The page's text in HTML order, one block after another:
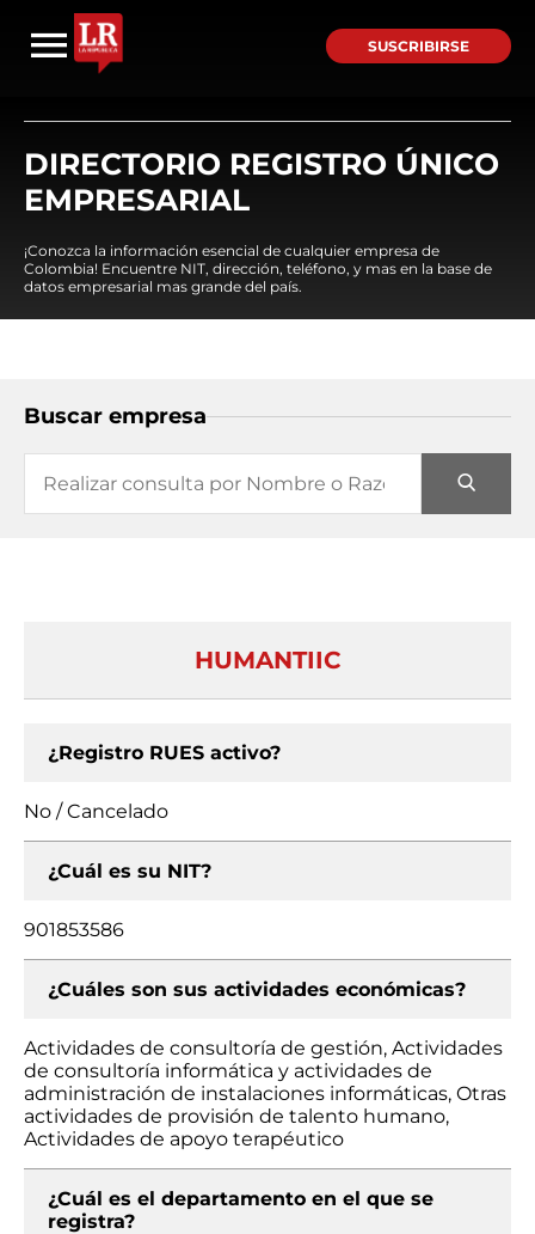
SUSCRIBIRSE
DIRECTORIO REGISTRO ÚNICO
EMPRESARIAL
¡Conozca la información esencial de cualquier empresa de
Colombia! Encuentre NIT, dirección, teléfono, y mas en la base de
datos empresarial mas grande del país.
Buscar empresa
HUMANTIIC
¿Registro RUES activo?
No / Cancelado
¿Cuál es su NIT?
901853586
¿Cuáles son sus actividades económicas?
Actividades de consultoría de gestión, Actividades
de consultoría informática y actividades de
administración de instalaciones informáticas, Otras
actividades de provisión de talento humano,
Actividades de apoyo terapéutico
¿Cuál es el departamento en el que se
registra?